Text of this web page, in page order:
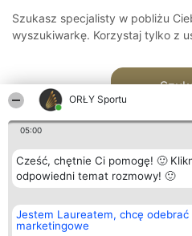
ORŁY Sportu
05:00
Cześć, chętnie Ci pomogę! 🙂
odpowiedni temat rozmowy! 🙂
Jestem Laureatem, chcę odebrać
marketingowe
Szukasz specjalisty w pobliżu
wyszukiwarkę. Korzystaj tylko z
Organizator plebiscytu
Bright Side Solutions sp. z o.
o. sp. k.
Laureaci